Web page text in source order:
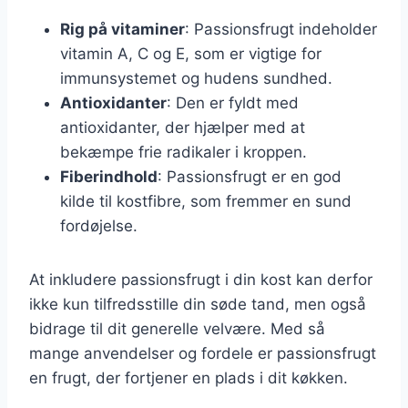
Rig på vitaminer: Passionsfrugt indeholder
vitamin A, C og E, som er vigtige for
immunsystemet og hudens sundhed.
Antioxidanter: Den er fyldt med
antioxidanter, der hjælper med at
bekæmpe frie radikaler i kroppen.
Fiberindhold: Passionsfrugt er en god
kilde til kostfibre, som fremmer en sund
fordøjelse.
At inkludere passionsfrugt i din kost kan derfor
ikke kun tilfredsstille din søde tand, men også
bidrage til dit generelle velvære. Med så
mange anvendelser og fordele er passionsfrugt
en frugt, der fortjener en plads i dit køkken.